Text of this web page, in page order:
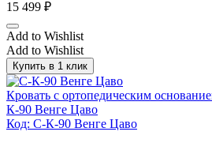
15 499 ₽
Add to Wishlist
Add to Wishlist
Купить в 1 клик
Кровать с ортопедическим
К-90 Венге Цаво
Код: С-К-90 Венге Цаво